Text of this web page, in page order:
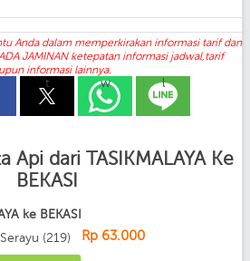
Anda dalam memperkirakan informasi tarif dan
JAMINAN ketepatan informasi jadwal,tarif
informasi lainnya.
t w l
Api dari TASIKMALAYA Ke
BEKASI
ke BEKASI
Serayu (219)
Rp 63.000